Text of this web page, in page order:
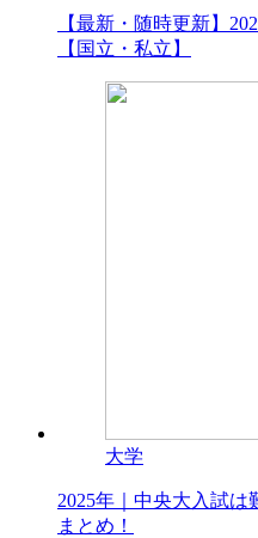
【最新・随時更新】
【国立・私立】
大学
2025年｜中央大入試
まとめ！